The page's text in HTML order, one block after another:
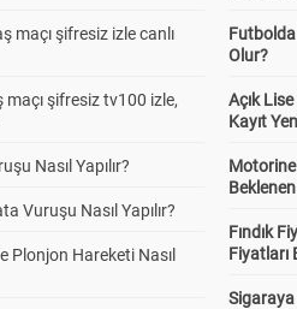
maçı şifresiz izle canlı
şifresiz tv100 izle,
Nasıl Yapılır?
Vuruşu Nasıl Yapılır?
Plonjon Hareketi Nasıl
Olur?
Açık
Kayıt
Fındık
Fiyatları
Sigaraya